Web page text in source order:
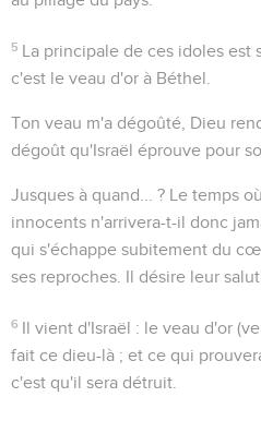
5 La principale de ces idoles est
c'est le veau d'or à Béthel.
Ton veau m'a dégoûté , Dieu
dégoût qu'Israël éprouve pour
Jusques à quand... ? Le temps
innocents n'arrivera-t-il donc
qui s'échappe subitement du
ses reproches. Il désire leur
6 Il vient d'Israël : le veau d'or
fait ce dieu-là ; et ce qui
c'est qu'il sera détruit.